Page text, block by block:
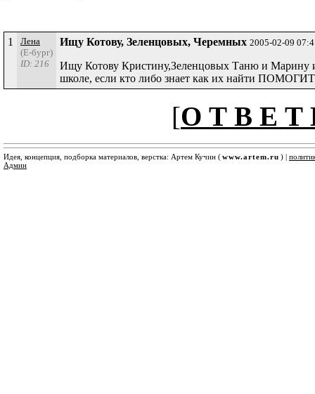
1
Лена
(Е-бург)
ID: 216
Ищу Котову, Зеленцовых, Черемных 2005-02-09
Ищу Котову Кристину,Зеленцовых Таню и
школе, если кто либо знает как их найти
[О Т В Е Т
Идея, концепция, подборка материалов, верстка: Артем Кучин (www.artem.ru ) |
Админ